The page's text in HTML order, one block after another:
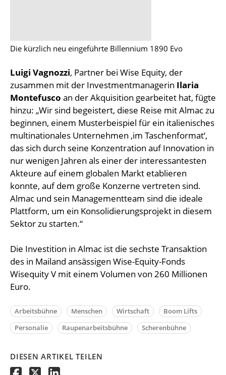
Die kürzlich neu eingeführte Billennium 1890 Evo
Luigi Vagnozzi, Partner bei Wise Equity, der
zusammen mit der Investmentmanagerin Ilaria
Montefusco an der Akquisition gearbeitet hat, fügte
hinzu: „Wir sind begeistert, diese Reise mit Almac zu
beginnen, einem Musterbeispiel für ein italienisches
multinationales Unternehmen ‚im Taschenformat‘,
das sich durch seine Konzentration auf Innovation in
nur wenigen Jahren als einer der interessantesten
Akteure auf einem globalen Markt etablieren
konnte, auf dem große Konzerne vertreten sind.
Almac und sein Managementteam sind die ideale
Plattform, um ein Konsolidierungsprojekt in diesem
Sektor zu starten.“
Die Investition in Almac ist die sechste Transaktion
des in Mailand ansässigen Wise-Equity-Fonds
Wisequity V mit einem Volumen von 260 Millionen
Euro.
Arbeitsbühne Menschen Wirtschaft
Boom Lifts
Personalie
Raupenarbeitsbühne Scherenbühne
DIESEN ARTIKEL TEILEN